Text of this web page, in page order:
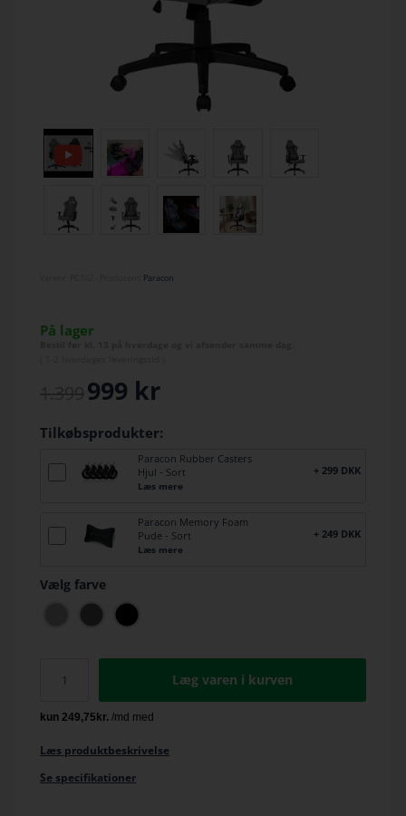
Paracon
På lager
999 kr
Tilkøbsprodukter:
Paracon Rubber Casters
Hjul - Sort
Læs mere
+ 299 DKK
Paracon Memory Foam
Pude - Sort
Læs mere
+ 249 DKK
Vælg farve
Læg varen i kurven
Læs produktbeskrivelse
Se specifikationer